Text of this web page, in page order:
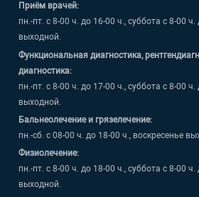
Приём врачей:
пн.-пт. с 8-00 ч. до 16-00 ч., суббота с 8-00
выходной.
Функциональная диагностика,
диагностика:
пн.-пт. с 8-00 ч. до 17-00 ч., суббота с 8-00
выходной.
Бальнеолечение и грязелечение:
пн.-сб. с 08-00 ч. до 18-00 ч., воскресенье
Физиолечение:
пн.-пт. с 8-00 ч. до 18-00 ч., суббота с 8-00
выходной.